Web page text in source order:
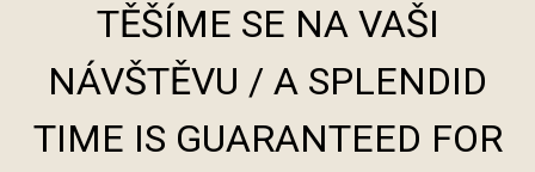
TĚŠÍME SE NA VAŠI
NÁVŠTĚVU / A SPLENDID
TIME IS GUARANTEED FOR